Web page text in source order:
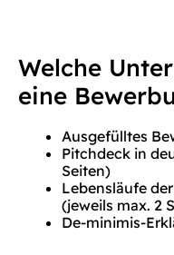
Welche
eine
Ausgefülltes
Pitchdeck in
Seiten)
Lebensläufe
(jeweils max. 2
De-minimis-